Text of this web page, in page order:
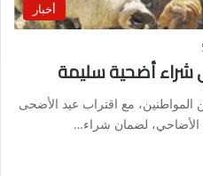
أخبار
مع اقتراب عيد الأضحى
الأضاحي، لضمان شراء…